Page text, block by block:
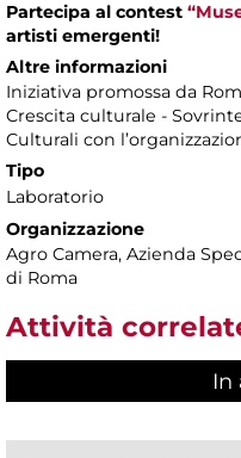
Partecipa al contest
artisti emergenti!
Altre informazioni
Iniziativa promossa da
Crescita culturale -
Culturali con
Tipo
Laboratorio
Organizzazione
Agro Camera, Azienda
di Roma
Attività
In